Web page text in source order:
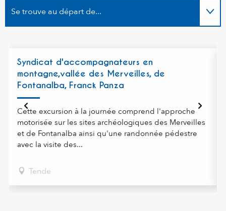
Se trouve au départ de...
Syndicat d'accompagnateurs en
montagne,vallée des Merveilles, de
Fontanalba, Franck Panza
Cette excursion à la journée comprend l'approche
motorisée sur les sites archéologiques des Merveilles
et de Fontanalba ainsi qu'une randonnée pédestre
avec la visite des...
Tende